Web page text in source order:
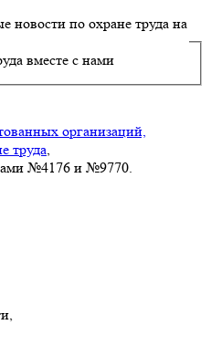
новости по охране труда на
вместе с нами
организаций,
труда,
№4176 и №9770.